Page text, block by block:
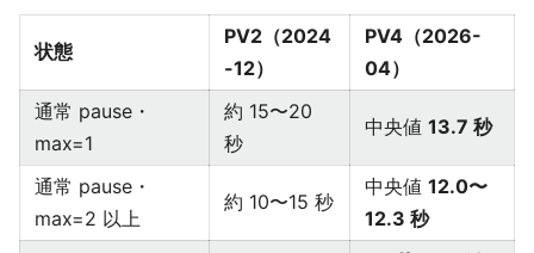
状態
PV2（2024
-12）
PV4（2026-
04）
通常 pause・
max=1
約 15〜20
秒
中央値 13.7 秒
通常 pause・
max=2 以上
約 10〜15 秒
中央値 12.0〜
12.3 秒